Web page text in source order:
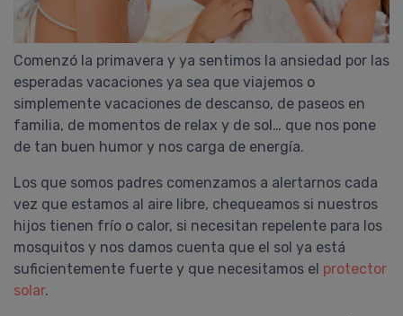
Comenzó la primavera y ya sentimos la ansiedad por las
esperadas vacaciones ya sea que viajemos o
simplemente vacaciones de descanso, de paseos en
familia, de momentos de relax y de sol… que nos pone
de tan buen humor y nos carga de energía.
Los que somos padres comenzamos a alertarnos cada
vez que estamos al aire libre, chequeamos si nuestros
hijos tienen frío o calor, si necesitan repelente para los
mosquitos y nos damos cuenta que el sol ya está
suficientemente fuerte y que necesitamos el protector
solar.